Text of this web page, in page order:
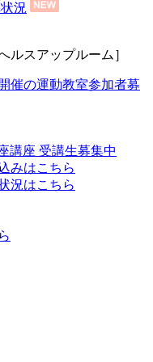
況
ルスアップルーム］
催の運動教室参加者募